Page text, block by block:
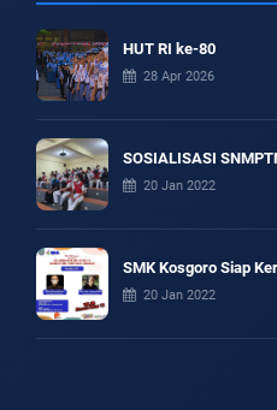
HUT RI ke-80
28 Apr 2026
SOSIALISASI
20 Jan 2022
SMK Kosgoro Siap
20 Jan 2022